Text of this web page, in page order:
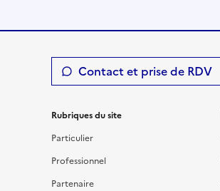
Contact et prise de RDV
Rubriques du site
Particulier
Professionnel
Partenaire